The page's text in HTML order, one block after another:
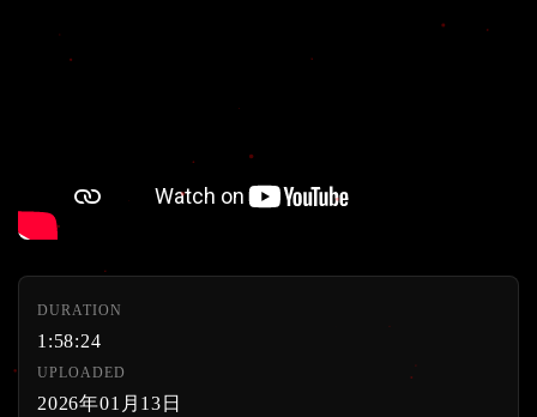
DURATION
1:58:24
UPLOADED
2026年01月13日